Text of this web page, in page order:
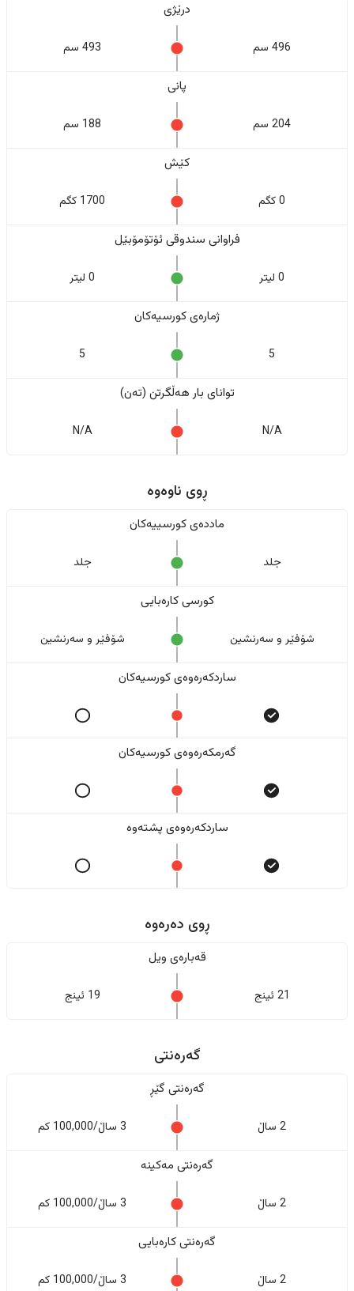
درێژی
496 سم 493 سم
پانی
204 سم 188 سم
کێش
0 کگم 1700 کگم
فراوانی سندوقی ئۆتۆمۆبێل
0 لیتر 0 لیتر
ژمارەی کورسیەکان
5
5
تواناى بار هەڵگرتن (تەن)
N/A
N/A
ڕوی ناوەوە
ماددەی کورسییەکان
جلد جلد
کورسی کارەبایی
شۆفێر و سەرنشین شۆفێر و سەرنشین
ساردکەرەوەی کورسیەکان
گەرمکەرەوەی کورسیەکان
ساردکەرەوەی پشتەوە
ڕوی دەرەوە
قەبارەی ویل
21 ئینج 19 ئینج
گەرەنتی
گەرەنتی گێڕ
2 ساڵ 3 ساڵ/100,000 کم
گەرەنتی مەکینە
2 ساڵ 3 ساڵ/100,000 کم
گەرەنتی کارەبایی
2 ساڵ 3 ساڵ/100,000 کم